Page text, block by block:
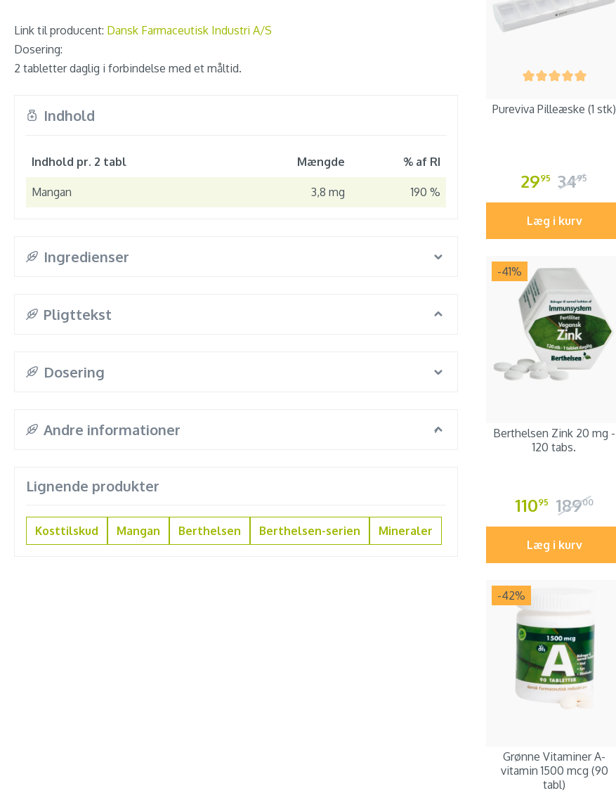
Link til producent: Dansk Farmaceutisk Industri A/S
Dosering:
2 tabletter daglig i forbindelse med et måltid.
Indhold
Indhold pr. 2 tabl Mængde % af RI
Mangan 3,8 mg 190 %
Ingredienser
Pligttekst
Dosering
Andre informationer
Lignende produkter
Kosttilskud Mangan Berthelsen Berthelsen-serien Mineraler
Pureviva Pilleæske (1 stk)
2995 3495
Læg i kurv
-41%
Berthelsen Zink 20 mg -
120 tabs.
11095 18900
Læg i kurv
-42%
Grønne Vitaminer A-
vitamin 1500 mcg (90
tabl)